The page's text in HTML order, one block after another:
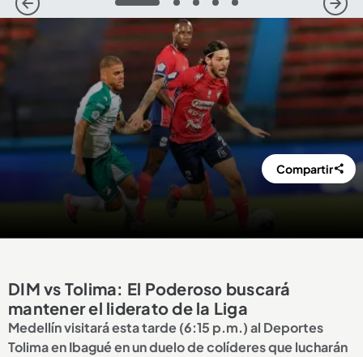
1 2 3 4 5
Compartir
DIM vs Tolima: El Poderoso buscará
mantener el liderato de la Liga
Medellín visitará esta tarde (6:15 p.m.) al Deportes
Tolima en Ibagué en un duelo de colíderes que lucharán